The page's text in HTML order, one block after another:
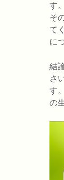
す
そ
て
に
結
さ
す
の